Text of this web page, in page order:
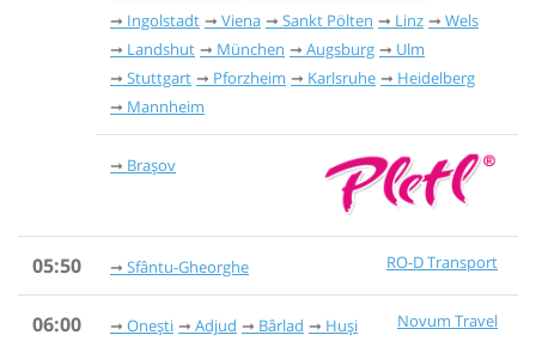
Ingolstadt
Viena Sankt Pölten Linz
Wels
Landshut
München Augsburg
Ulm
Stuttgart
Pforzheim Karlsruhe
Heidelberg
Mannheim
Brașov
05:50 RO-D Transport
Sfântu-Gheorghe
06:00 Novum Travel
Onești Adjud Bârlad Huși